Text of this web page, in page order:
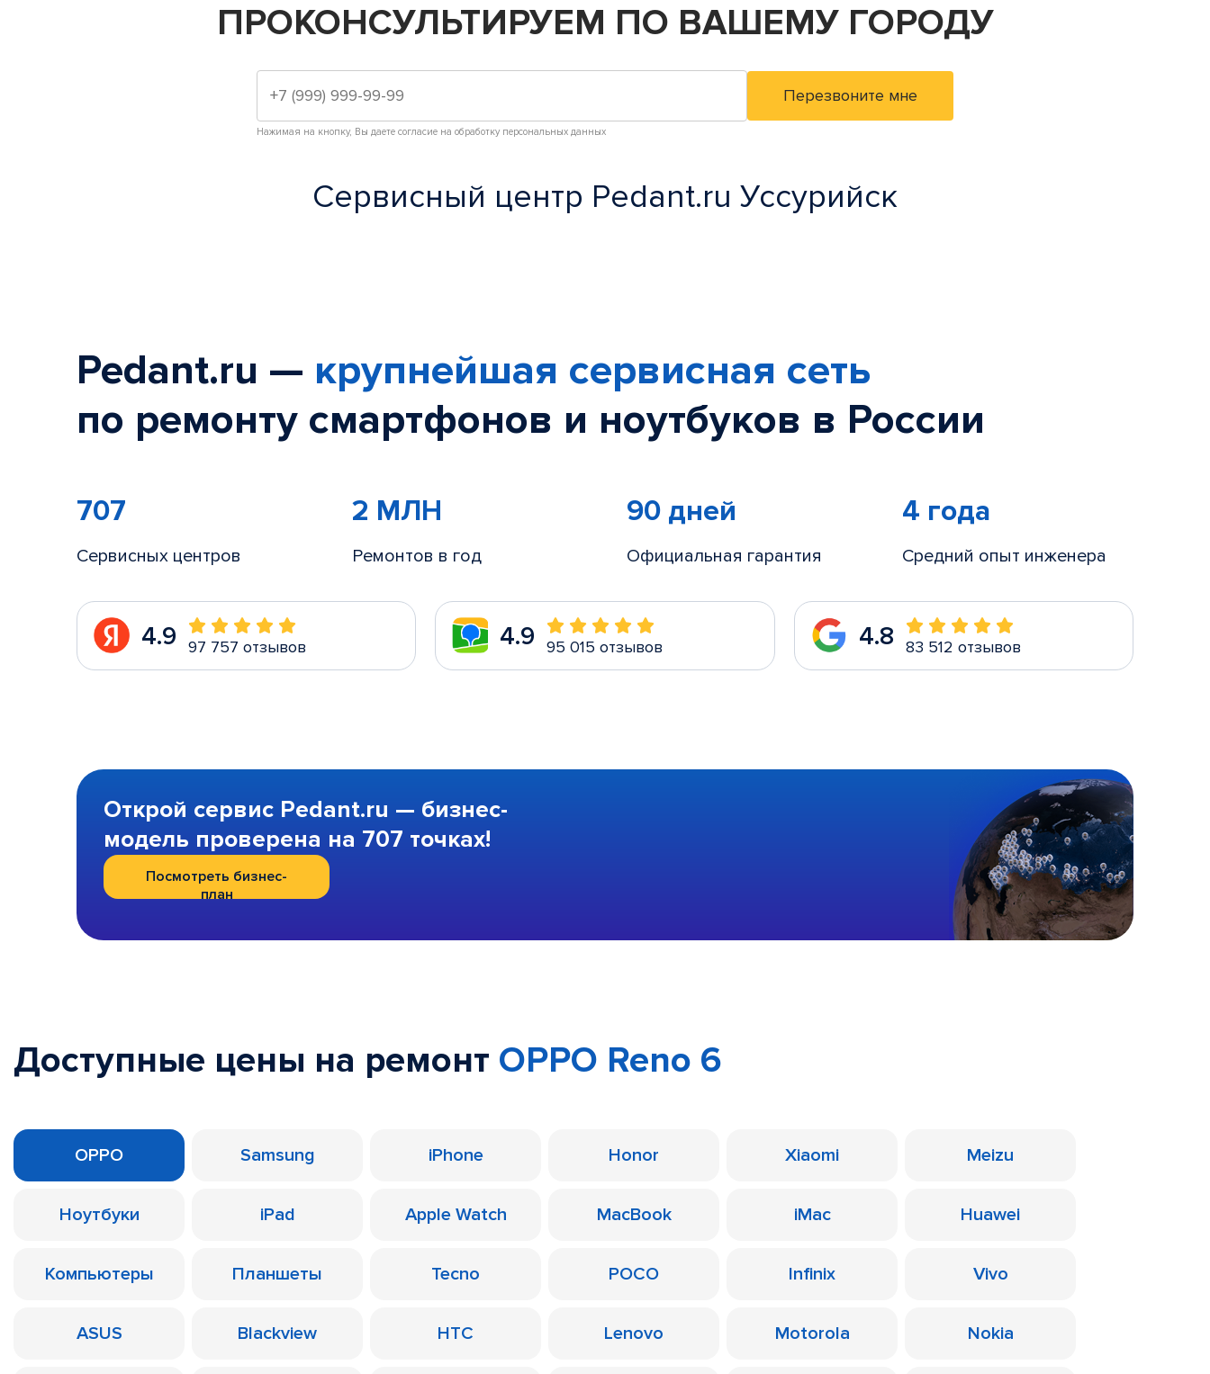
ПРОКОНСУЛЬТИРУЕМ ПО ВАШЕМУ ГОРОДУ
Нажимая на кнопку, Вы даете согласие на обработку персональных данных
Сервисный центр Pedant.ru Уссурийск
Pedant.ru — крупнейшая сервисная сеть
по ремонту смартфонов и ноутбуков в России
707
Сервисных центров
2 МЛН
Ремонтов в год
90 дней
Официальная гарантия
4 года
Средний опыт инженера
4.9 97 757 отзывов 4.9 95 015 отзывов 4.8 83 512 отзывов
Открой сервис Pedant.ru — бизнес-
модель проверена на 707 точках!
Посмотреть бизнес-
план
Доступные цены на ремонт OPPO Reno 6
OPPO Samsung iPhone Honor Xiaomi Meizu
Ноутбуки iPad Apple Watch MacBook iMac Huawei
Компьютеры Планшеты Tecno POCO Infinix Vivo
ASUS Blackview HTC Lenovo Motorola Nokia